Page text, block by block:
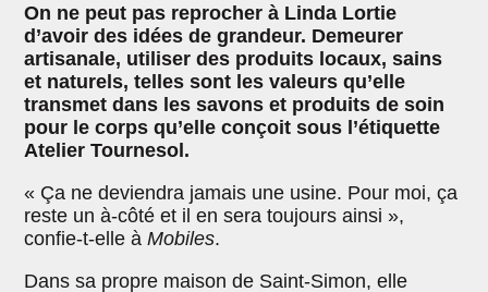
On ne peut pas reprocher à Linda Lortie
d’avoir des idées de grandeur. Demeurer
artisanale, utiliser des produits locaux, sains
et naturels, telles sont les valeurs qu’elle
transmet dans les savons et produits de soin
pour le corps qu’elle conçoit sous l’étiquette
Atelier Tournesol.
« Ça ne deviendra jamais une usine. Pour moi, ça
reste un à-côté et il en sera toujours ainsi »,
confie-t-elle àMobiles.
Dans sa propre maison de Saint-Simon, elle